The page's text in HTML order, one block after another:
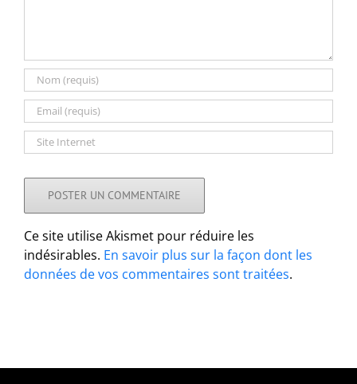
Ce site utilise Akismet pour réduire les
indésirables. En savoir plus sur la façon dont les
données de vos commentaires sont traitées.